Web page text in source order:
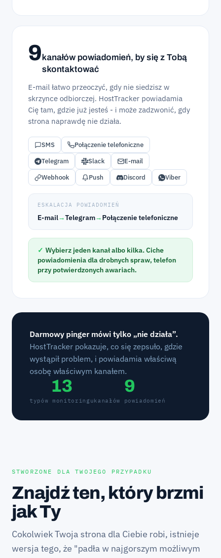
9 kanałów powiadomień, by się z Tobą
skontaktować
E-mail łatwo przeoczyć, gdy nie siedzisz w
skrzynce odbiorczej. HostTracker powiadamia
Cię tam, gdzie już jesteś - i może zadzwonić, gdy
strona naprawdę nie działa.
SMS
Połączenie telefoniczne
Telegram
Slack
E-mail
Webhook
Push Discord Viber
ESKALACJA POWIADOMIEŃ
E-mail→Telegram→ Połączenie telefoniczne
✓ Wybierz jeden kanał albo kilka. Ciche
powiadomienia dla drobnych spraw, telefon
przy potwierdzonych awariach.
Darmowy pinger mówi tylko „nie działa”.
HostTracker pokazuje, co się zepsuło, gdzie
wystąpił problem, i powiadamia właściwą
osobę właściwym kanałem.
13
typów monitoringu
9
kanałów powiadomień
STWORZONE DLA TWOJEGO PRZYPADKU
Znajdź ten, który brzmi
jak Ty
Cokolwiek Twoja strona dla Ciebie robi, istnieje
wersja tego, że "padła w najgorszym możliwym